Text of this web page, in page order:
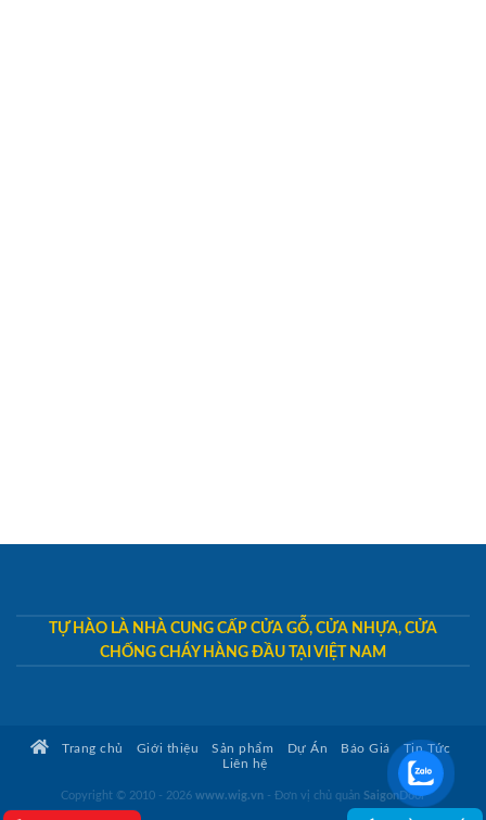
TỰ HÀO LÀ NHÀ CUNG CẤP CỬA GỖ, CỬA NHỰA, CỬA
CHỐNG CHÁY HÀNG ĐẦU TẠI VIỆT NAM
Trang chủ Giới thiệu Sản phẩm Dự Án Báo Giá
Tin Tức
Liên hệ
Copyright © 2010 - 2026 www.wig.vn - Đơn vị chủ quản SaigonDoor